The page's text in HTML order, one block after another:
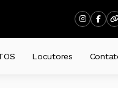
Locutores